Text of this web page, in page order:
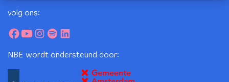
volg ons:
NBE wordt ondersteund door: